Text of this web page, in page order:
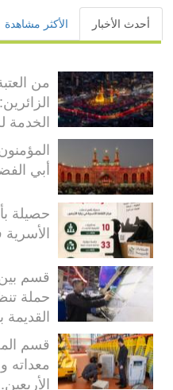
أحدث الأخبار الأكثر مشاهدة
من
الخدمة
أبي
حصيلة
قسم
حملة
القديمة
قسم
معداته